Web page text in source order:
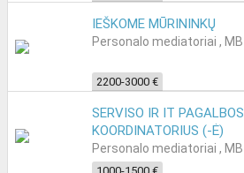
IEŠKOME MŪRININKŲ
Personalo mediatoriai , MB
2200-3000 €
SERVISO IR IT PAGALBOS
KOORDINATORIUS (-Ė)
Personalo mediatoriai , MB